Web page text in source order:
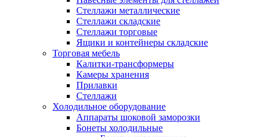
Стеллажи металлические
Стеллажи складские
Стеллажи торговые
Ящики и контейнеры складские
Торговая мебель
Калитки-трансформеры
Камеры хранения
Прилавки
Стеллажи
Холодильное оборудование
Аппараты шоковой заморозки
Бонеты холодильные